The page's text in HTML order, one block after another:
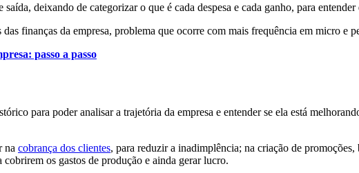
deixando de categorizar o que é cada despesa e cada ganho, para
finanças da empresa, problema que ocorre com mais frequência em micro e
passo a passo
para poder analisar a trajetória da empresa e entender se ela está
na cobrança dos clientes, para reduzir a inadimplência; na criação de
os gastos de produção e ainda gerar lucro.